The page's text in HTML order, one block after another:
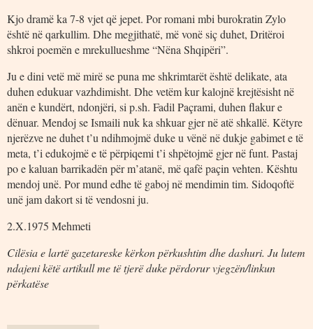
Kjo dramë ka 7-8 vjet që jepet. Por romani mbi burokratin Zylo
është në qarkullim. Dhe megjithatë, më vonë siç duhet, Dritëroi
shkroi poemën e mrekullueshme “Nëna Shqipëri”.
Ju e dini vetë më mirë se puna me shkrimtarët është delikate, ata
duhen edukuar vazhdimisht. Dhe vetëm kur kalojnë krejtësisht në
anën e kundërt, ndonjëri, si p.sh. Fadil Paçrami, duhen flakur e
dënuar. Mendoj se Ismaili nuk ka shkuar gjer në atë shkallë. Këtyre
njerëzve ne duhet t’u ndihmojmë duke u vënë në dukje gabimet e të
meta, t’i edukojmë e të përpiqemi t’i shpëtojmë gjer në funt. Pastaj
po e kaluan barrikadën për m’atanë, më qafë paçin vehten. Kështu
mendoj unë. Por mund edhe të gaboj në mendimin tim. Sidoqoftë
unë jam dakort si të vendosni ju.
2.X.1975 Mehmeti
Cilësia e lartë gazetareske kërkon përkushtim dhe dashuri. Ju lutem
ndajeni këtë artikull me të tjerë duke përdorur vjegzën/linkun
përkatëse